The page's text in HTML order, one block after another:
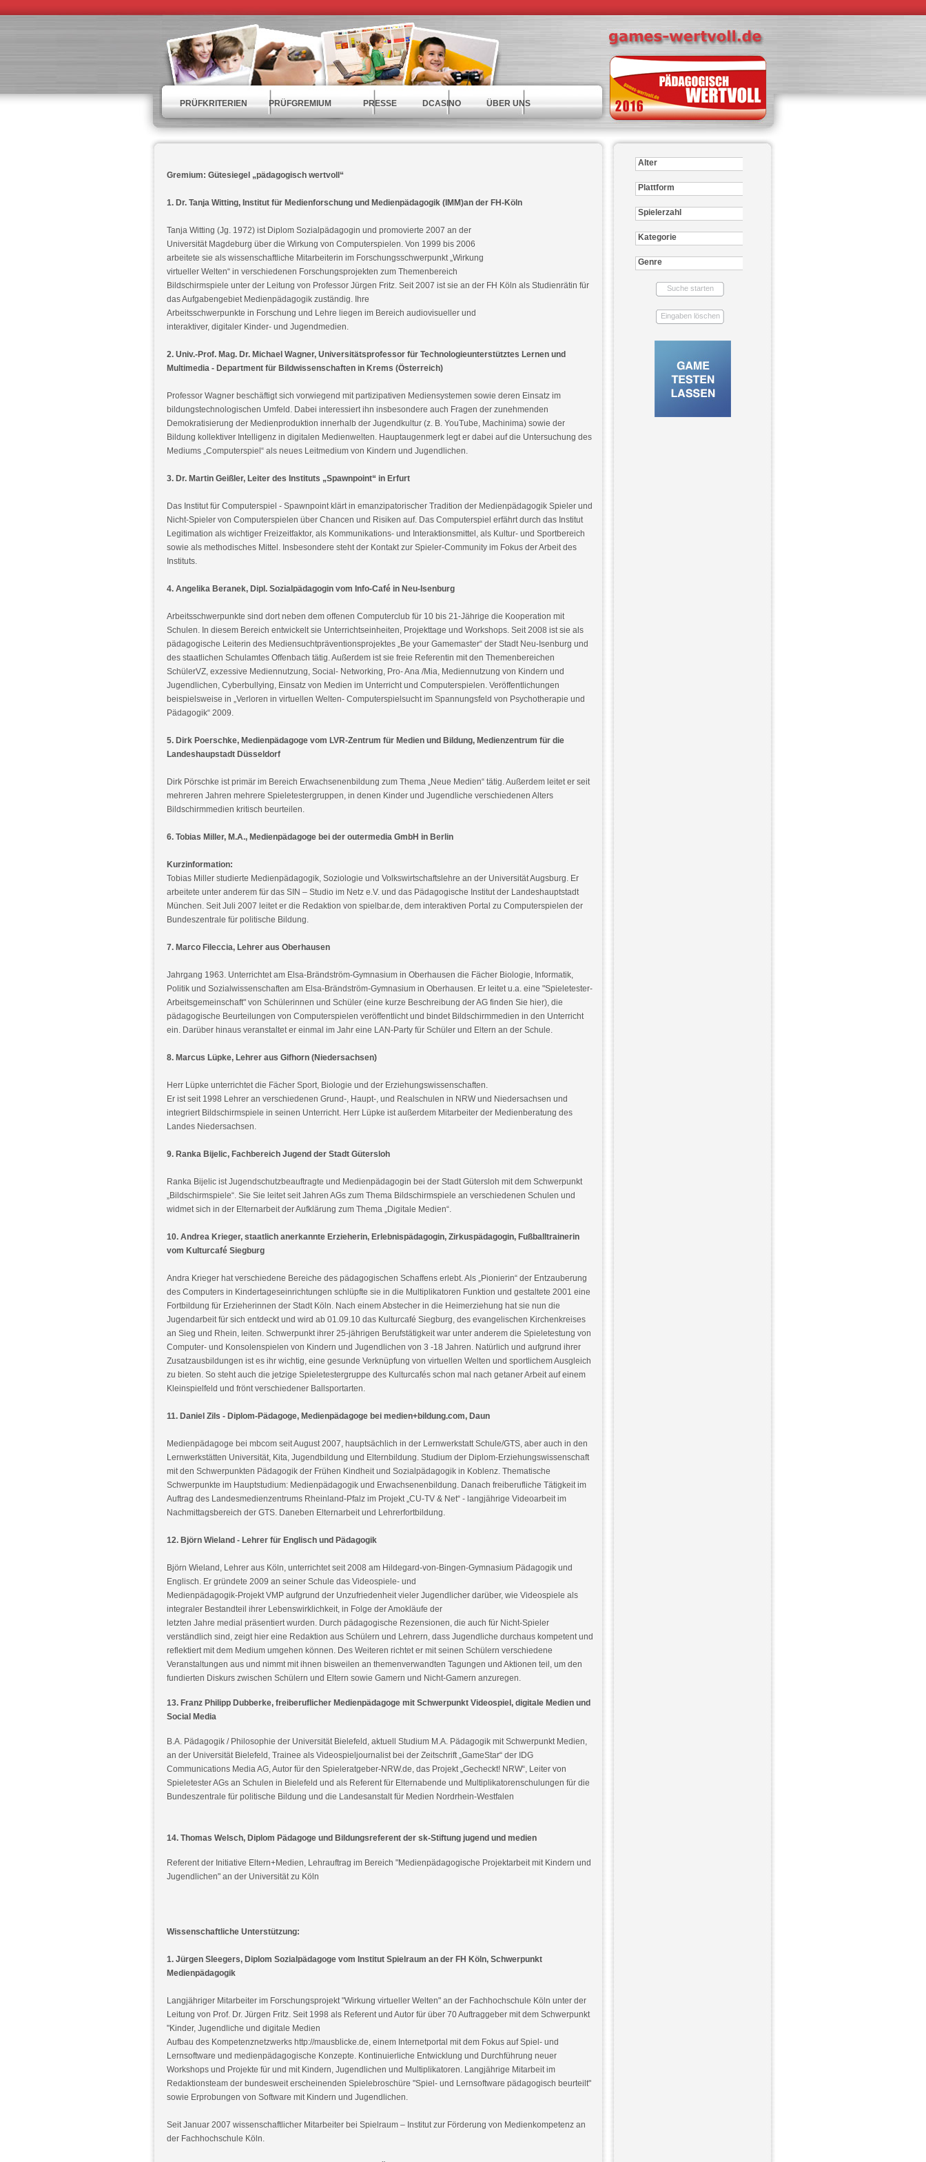
PRÜFKRITERIEN PRÜFGREMIUM PRESSE DCASINO ÜBER UNS
Gremium: Gütesiegel „pädagogisch wertvoll“
1. Dr. Tanja Witting, Institut für Medienforschung und Medienpädagogik (IMM)an der FH-Köln
Tanja Witting (Jg. 1972) ist Diplom Sozialpädagogin und promovierte 2007 an der
Universität Magdeburg über die Wirkung von Computerspielen. Von 1999 bis 2006
arbeitete sie als wissenschaftliche Mitarbeiterin im Forschungsschwerpunkt „Wirkung
virtueller Welten“ in verschiedenen Forschungsprojekten zum Themenbereich
Bildschirmspiele unter der Leitung von Professor Jürgen Fritz. Seit 2007 ist sie an der FH Köln als Studienrätin für
das Aufgabengebiet Medienpädagogik zuständig. Ihre
Arbeitsschwerpunkte in Forschung und Lehre liegen im Bereich audiovisueller und
interaktiver, digitaler Kinder- und Jugendmedien.
2. Univ.-Prof. Mag. Dr. Michael Wagner, Universitätsprofessor für Technologieunterstütztes Lernen und
Multimedia - Department für Bildwissenschaften in Krems (Österreich)
Professor Wagner beschäftigt sich vorwiegend mit partizipativen Mediensystemen sowie deren Einsatz im
bildungstechnologischen Umfeld. Dabei interessiert ihn insbesondere auch Fragen der zunehmenden
Demokratisierung der Medienproduktion innerhalb der Jugendkultur (z. B. YouTube, Machinima) sowie der
Bildung kollektiver Intelligenz in digitalen Medienwelten. Hauptaugenmerk legt er dabei auf die Untersuchung des
Mediums „Computerspiel“ als neues Leitmedium von Kindern und Jugendlichen.
3. Dr. Martin Geißler, Leiter des Instituts „Spawnpoint“ in Erfurt
Das Institut für Computerspiel - Spawnpoint klärt in emanzipatorischer Tradition der Medienpädagogik Spieler und
Nicht-Spieler von Computerspielen über Chancen und Risiken auf. Das Computerspiel erfährt durch das Institut
Legitimation als wichtiger Freizeitfaktor, als Kommunikations- und Interaktionsmittel, als Kultur- und Sportbereich
sowie als methodisches Mittel. Insbesondere steht der Kontakt zur Spieler-Community im Fokus der Arbeit des
Instituts.
4. Angelika Beranek, Dipl. Sozialpädagogin vom Info-Café in Neu-Isenburg
Arbeitsschwerpunkte sind dort neben dem offenen Computerclub für 10 bis 21-Jährige die Kooperation mit
Schulen. In diesem Bereich entwickelt sie Unterrichtseinheiten, Projekttage und Workshops. Seit 2008 ist sie als
pädagogische Leiterin des Mediensuchtpräventionsprojektes „Be your Gamemaster“ der Stadt Neu-Isenburg und
des staatlichen Schulamtes Offenbach tätig. Außerdem ist sie freie Referentin mit den Themenbereichen
SchülerVZ, exzessive Mediennutzung, Social- Networking, Pro- Ana /Mia, Mediennutzung von Kindern und
Jugendlichen, Cyberbullying, Einsatz von Medien im Unterricht und Computerspielen. Veröffentlichungen
beispielsweise in „Verloren in virtuellen Welten- Computerspielsucht im Spannungsfeld von Psychotherapie und
Pädagogik“ 2009.
5. Dirk Poerschke, Medienpädagoge vom LVR-Zentrum für Medien und Bildung, Medienzentrum für die
Landeshaupstadt Düsseldorf
Dirk Pörschke ist primär im Bereich Erwachsenenbildung zum Thema „Neue Medien“ tätig. Außerdem leitet er seit
mehreren Jahren mehrere Spieletestergruppen, in denen Kinder und Jugendliche verschiedenen Alters
Bildschirmmedien kritisch beurteilen.
6. Tobias Miller, M.A., Medienpädagoge bei der outermedia GmbH in Berlin
Kurzinformation:
Tobias Miller studierte Medienpädagogik, Soziologie und Volkswirtschaftslehre an der Universität Augsburg. Er
arbeitete unter anderem für das SIN – Studio im Netz e.V. und das Pädagogische Institut der Landeshauptstadt
München. Seit Juli 2007 leitet er die Redaktion von spielbar.de, dem interaktiven Portal zu Computerspielen der
Bundeszentrale für politische Bildung.
7. Marco Fileccia, Lehrer aus Oberhausen
Jahrgang 1963. Unterrichtet am Elsa-Brändström-Gymnasium in Oberhausen die Fächer Biologie, Informatik,
Politik und Sozialwissenschaften am Elsa-Brändström-Gymnasium in Oberhausen. Er leitet u.a. eine "Spieletester-
Arbeitsgemeinschaft" von Schülerinnen und Schüler (eine kurze Beschreibung der AG finden Sie hier), die
pädagogische Beurteilungen von Computerspielen veröffentlicht und bindet Bildschirmmedien in den Unterricht
ein. Darüber hinaus veranstaltet er einmal im Jahr eine LAN-Party für Schüler und Eltern an der Schule.
8. Marcus Lüpke, Lehrer aus Gifhorn (Niedersachsen)
Herr Lüpke unterrichtet die Fächer Sport, Biologie und der Erziehungswissenschaften.
Er ist seit 1998 Lehrer an verschiedenen Grund-, Haupt-, und Realschulen in NRW und Niedersachsen und
integriert Bildschirmspiele in seinen Unterricht. Herr Lüpke ist außerdem Mitarbeiter der Medienberatung des
Landes Niedersachsen.
9. Ranka Bijelic, Fachbereich Jugend der Stadt Gütersloh
Ranka Bijelic ist Jugendschutzbeauftragte und Medienpädagogin bei der Stadt Gütersloh mit dem Schwerpunkt
„Bildschirmspiele“. Sie Sie leitet seit Jahren AGs zum Thema Bildschirmspiele an verschiedenen Schulen und
widmet sich in der Elternarbeit der Aufklärung zum Thema „Digitale Medien“.
10. Andrea Krieger, staatlich anerkannte Erzieherin, Erlebnispädagogin, Zirkuspädagogin, Fußballtrainerin
vom Kulturcafé Siegburg
Andra Krieger hat verschiedene Bereiche des pädagogischen Schaffens erlebt. Als „Pionierin“ der Entzauberung
des Computers in Kindertageseinrichtungen schlüpfte sie in die Multiplikatoren Funktion und gestaltete 2001 eine
Fortbildung für Erzieherinnen der Stadt Köln. Nach einem Abstecher in die Heimerziehung hat sie nun die
Jugendarbeit für sich entdeckt und wird ab 01.09.10 das Kulturcafé Siegburg, des evangelischen Kirchenkreises
an Sieg und Rhein, leiten. Schwerpunkt ihrer 25-jährigen Berufstätigkeit war unter anderem die Spieletestung von
Computer- und Konsolenspielen von Kindern und Jugendlichen von 3 -18 Jahren. Natürlich und aufgrund ihrer
Zusatzausbildungen ist es ihr wichtig, eine gesunde Verknüpfung von virtuellen Welten und sportlichem Ausgleich
zu bieten. So steht auch die jetzige Spieletestergruppe des Kulturcafés schon mal nach getaner Arbeit auf einem
Kleinspielfeld und frönt verschiedener Ballsportarten.
11. Daniel Zils - Diplom-Pädagoge, Medienpädagoge bei medien+bildung.com, Daun
Medienpädagoge bei mbcom seit August 2007, hauptsächlich in der Lernwerkstatt Schule/GTS, aber auch in den
Lernwerkstätten Universität, Kita, Jugendbildung und Elternbildung. Studium der Diplom-Erziehungswissenschaft
mit den Schwerpunkten Pädagogik der Frühen Kindheit und Sozialpädagogik in Koblenz. Thematische
Schwerpunkte im Hauptstudium: Medienpädagogik und Erwachsenenbildung. Danach freiberufliche Tätigkeit im
Auftrag des Landesmedienzentrums Rheinland-Pfalz im Projekt „CU-TV & Net“ - langjährige Videoarbeit im
Nachmittagsbereich der GTS. Daneben Elternarbeit und Lehrerfortbildung.
12. Björn Wieland - Lehrer für Englisch und Pädagogik
Björn Wieland, Lehrer aus Köln, unterrichtet seit 2008 am Hildegard-von-Bingen-Gymnasium Pädagogik und
Englisch. Er gründete 2009 an seiner Schule das Videospiele- und
Medienpädagogik-Projekt VMP aufgrund der Unzufriedenheit vieler Jugendlicher darüber, wie Videospiele als
integraler Bestandteil ihrer Lebenswirklichkeit, in Folge der Amokläufe der
letzten Jahre medial präsentiert wurden. Durch pädagogische Rezensionen, die auch für Nicht-Spieler
verständlich sind, zeigt hier eine Redaktion aus Schülern und Lehrern, dass Jugendliche durchaus kompetent und
reflektiert mit dem Medium umgehen können. Des Weiteren richtet er mit seinen Schülern verschiedene
Veranstaltungen aus und nimmt mit ihnen bisweilen an themenverwandten Tagungen und Aktionen teil, um den
fundierten Diskurs zwischen Schülern und Eltern sowie Gamern und Nicht-Gamern anzuregen.
13. Franz Philipp Dubberke, freiberuflicher Medienpädagoge mit Schwerpunkt Videospiel, digitale Medien und
Social Media
B.A. Pädagogik / Philosophie der Universität Bielefeld, aktuell Studium M.A. Pädagogik mit Schwerpunkt Medien,
an der Universität Bielefeld, Trainee als Videospieljournalist bei der Zeitschrift „GameStar“ der IDG
Communications Media AG, Autor für den Spieleratgeber-NRW.de, das Projekt „Gecheckt! NRW“, Leiter von
Spieletester AGs an Schulen in Bielefeld und als Referent für Elternabende und Multiplikatorenschulungen für die
Bundeszentrale für politische Bildung und die Landesanstalt für Medien Nordrhein-Westfalen
14. Thomas Welsch, Diplom Pädagoge und Bildungsreferent der sk-Stiftung jugend und medien
Referent der Initiative Eltern+Medien, Lehrauftrag im Bereich "Medienpädagogische Projektarbeit mit Kindern und
Jugendlichen" an der Universität zu Köln
Wissenschaftliche Unterstützung:
1. Jürgen Sleegers, Diplom Sozialpädagoge vom Institut Spielraum an der FH Köln, Schwerpunkt
Medienpädagogik
Langjähriger Mitarbeiter im Forschungsprojekt "Wirkung virtueller Welten" an der Fachhochschule Köln unter der
Leitung von Prof. Dr. Jürgen Fritz. Seit 1998 als Referent und Autor für über 70 Auftraggeber mit dem Schwerpunkt
"Kinder, Jugendliche und digitale Medien
Aufbau des Kompetenznetzwerks http://mausblicke.de, einem Internetportal mit dem Fokus auf Spiel- und
Lernsoftware und medienpädagogische Konzepte. Kontinuierliche Entwicklung und Durchführung neuer
Workshops und Projekte für und mit Kindern, Jugendlichen und Multiplikatoren. Langjährige Mitarbeit im
Redaktionsteam der bundesweit erscheinenden Spielebroschüre "Spiel- und Lernsoftware pädagogisch beurteilt"
sowie Erprobungen von Software mit Kindern und Jugendlichen.
Seit Januar 2007 wissenschaftlicher Mitarbeiter bei Spielraum – Institut zur Förderung von Medienkompetenz an
der Fachhochschule Köln.
Alter
Plattform
Spielerzahl
Kategorie
Genre
Suche starten
Eingaben löschen